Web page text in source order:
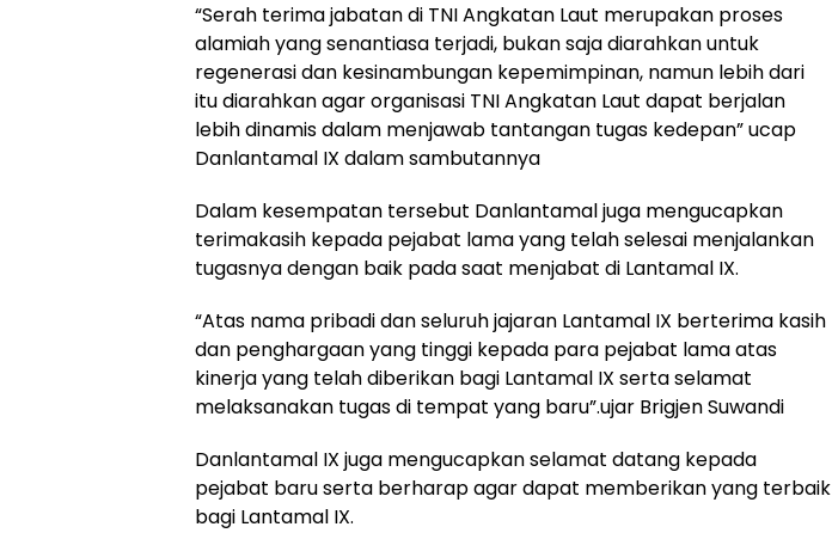
“Serah terima jabatan di TNI Angkatan Laut merupakan proses
alamiah yang senantiasa terjadi, bukan saja diarahkan untuk
regenerasi dan kesinambungan kepemimpinan, namun lebih dari
itu diarahkan agar organisasi TNI Angkatan Laut dapat berjalan
lebih dinamis dalam menjawab tantangan tugas kedepan” ucap
Danlantamal IX dalam sambutannya
Dalam kesempatan tersebut Danlantamal juga mengucapkan
terimakasih kepada pejabat lama yang telah selesai menjalankan
tugasnya dengan baik pada saat menjabat di Lantamal IX.
“Atas nama pribadi dan seluruh jajaran Lantamal IX berterima kasih
dan penghargaan yang tinggi kepada para pejabat lama atas
kinerja yang telah diberikan bagi Lantamal IX serta selamat
melaksanakan tugas di tempat yang baru”.ujar Brigjen Suwandi
Danlantamal IX juga mengucapkan selamat datang kepada
pejabat baru serta berharap agar dapat memberikan yang terbaik
bagi Lantamal IX.